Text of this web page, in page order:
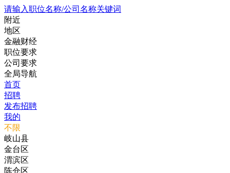
请输入职位名称/公司名称关键词
附近
地区
金融财经
职位要求
公司要求
全局导航
首页
招聘
发布招聘
我的
不限
岐山县
金台区
渭滨区
陈仓区